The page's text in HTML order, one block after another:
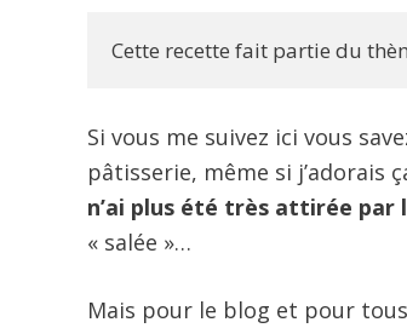
Cette recette fait partie du
Si vous me suivez ici vous
pâtisserie, même si j’adorais
n’ai plus été très attirée par
« salée »…
Mais pour le blog et pour